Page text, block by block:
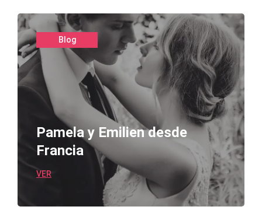
Blog
Pamela y Emilien desde
Francia
VER